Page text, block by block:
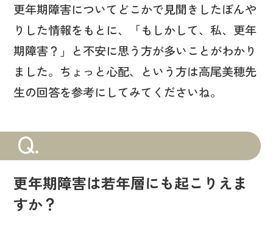
更年期障害についてどこかで見聞きしたぼんや
りした情報をもとに、「もしかして、私、更年
期障害？」と不安に思う方が多いことがわかり
ました。ちょっと心配、という方は高尾美穂先
生の回答を参考にしてみてくださいね。
Q.
更年期障害は若年層にも起こりえま
すか？